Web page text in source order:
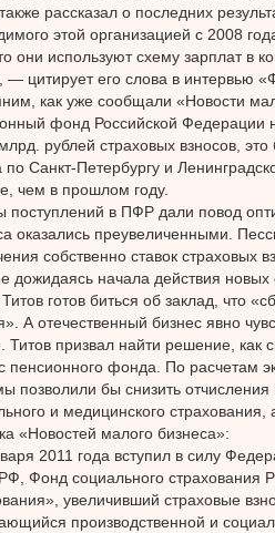
рассказал о последних
этой организацией с 2008
они используют схему зарплат в
— цитирует его слова в интервью
как уже сообщали «Новости
фонд Российской Федерации
рублей страховых взносов,
Санкт-Петербургу и
чем в прошлом году.
в ПФР дали повод
оказались преувеличенными.
собственно ставок страховых
дожидаясь начала действия новых
готов биться об заклад, что
А отечественный бизнес явно
Титов призвал найти решение, как
пенсионного фонда. По расчетам
позволили бы снизить
и медицинского
«Новостей малого бизнеса»:
2011 года вступил в силу
Фонд социального страхования
увеличивший страховые
производственной и